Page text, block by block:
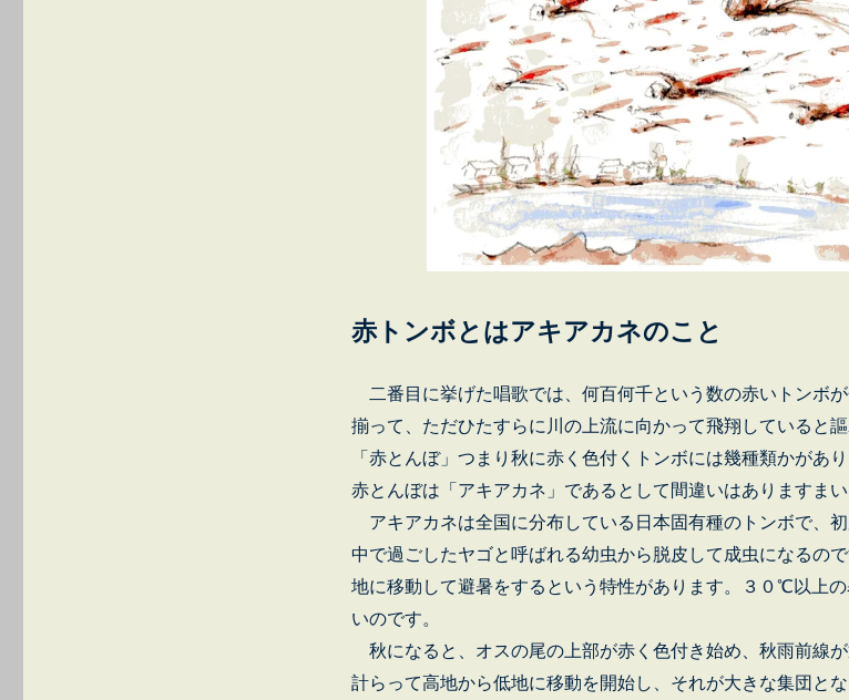
赤トンボとはアキアカネのこと
二番目に挙げた唱歌では、何百何千という数の赤いトンボ
揃って、ただひたすらに川の上流に向かって飛翔していると謳
「赤とんぼ」つまり秋に赤く色付くトンボには幾種類かがあ
赤とんぼは「アキアカネ」であるとして間違いはありますまい
アキアカネは全国に分布している日本固有種のトンボで、
中で過ごしたヤゴと呼ばれる幼虫から脱皮して成虫になるの
地に移動して避暑をするという特性があります。３０℃以上
いのです。
秋になると、オスの尾の上部が赤く色付き始め、秋雨前線
計らって高地から低地に移動を開始し、それが大きな集団と